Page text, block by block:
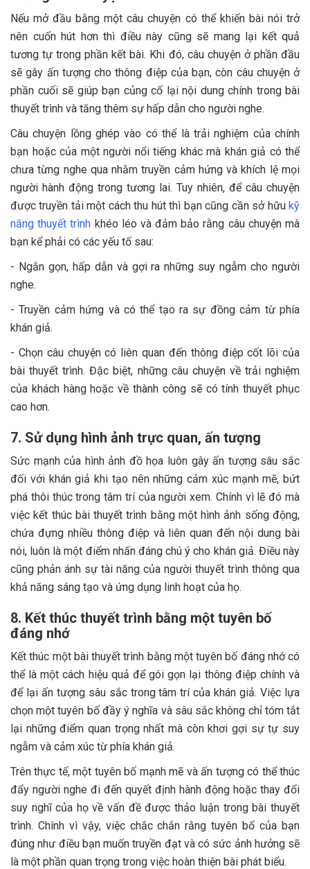
Nếu mở đầu bằng một câu chuyện có thể khiến bài nói trở
nên cuốn hút hơn thì điều này cũng sẽ mang lại kết quả
tương tự trong phần kết bài. Khi đó, câu chuyện ở phần đầu
sẽ gây ấn tượng cho thông điệp của bạn, còn câu chuyện ở
phần cuối sẽ giúp bạn củng cố lại nội dung chính trong bài
thuyết trình và tăng thêm sự hấp dẫn cho người nghe.
Câu chuyện lồng ghép vào có thể là trải nghiệm của chính
bạn hoặc của một người nổi tiếng khác mà khán giả có thể
chưa từng nghe qua nhằm truyền cảm hứng và khích lệ mọi
người hành động trong tương lai. Tuy nhiên, để câu chuyện
được truyền tải một cách thu hút thì bạn cũng cần sở hữu kỹ
năng thuyết trình khéo léo và đảm bảo rằng câu chuyện mà
bạn kể phải có các yếu tố sau:
- Ngắn gọn, hấp dẫn và gợi ra những suy ngẫm cho người
nghe.
- Truyền cảm hứng và có thể tạo ra sự đồng cảm từ phía
khán giả.
- Chọn câu chuyện có liên quan đến thông điệp cốt lõi của
bài thuyết trình. Đặc biệt, những câu chuyện về trải nghiệm
của khách hàng hoặc về thành công sẽ có tính thuyết phục
cao hơn.
7. Sử dụng hình ảnh trực quan, ấn tượng
Sức mạnh của hình ảnh đồ họa luôn gây ấn tượng sâu sắc
đối với khán giả khi tạo nên những cảm xúc mạnh mẽ, bứt
phá thôi thúc trong tâm trí của người xem. Chính vì lẽ đó mà
việc kết thúc bài thuyết trình bằng một hình ảnh sống động,
chứa đựng nhiều thông điệp và liên quan đến nội dung bài
nói, luôn là một điểm nhấn đáng chú ý cho khán giả. Điều này
cũng phản ánh sự tài năng của người thuyết trình thông qua
khả năng sáng tạo và ứng dụng linh hoạt của họ.
8. Kết thúc thuyết trình bằng một tuyên bố
đáng nhớ
Kết thúc một bài thuyết trình bằng một tuyên bố đáng nhớ có
thể là một cách hiệu quả để gói gọn lại thông điệp chính và
để lại ấn tượng sâu sắc trong tâm trí của khán giả. Việc lựa
chọn một tuyên bố đầy ý nghĩa và sâu sắc không chỉ tóm tắt
lại những điểm quan trọng nhất mà còn khơi gợi sự tự suy
ngẫm và cảm xúc từ phía khán giả.
Trên thực tế, một tuyên bố mạnh mẽ và ấn tượng có thể thúc
đẩy người nghe đi đến quyết định hành động hoặc thay đổi
suy nghĩ của họ về vấn đề được thảo luận trong bài thuyết
trình. Chính vì vậy, việc chắc chắn rằng tuyên bố của bạn
đúng như điều bạn muốn truyền đạt và có sức ảnh hưởng sẽ
là một phần quan trọng trong việc hoàn thiện bài phát biểu.